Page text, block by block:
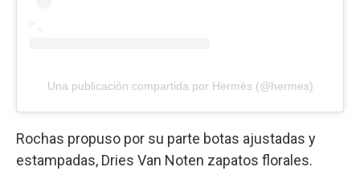
Una publicación compartida por Hermès (@hermes)
Rochas propuso por su parte botas ajustadas y
estampadas, Dries Van Noten zapatos florales.